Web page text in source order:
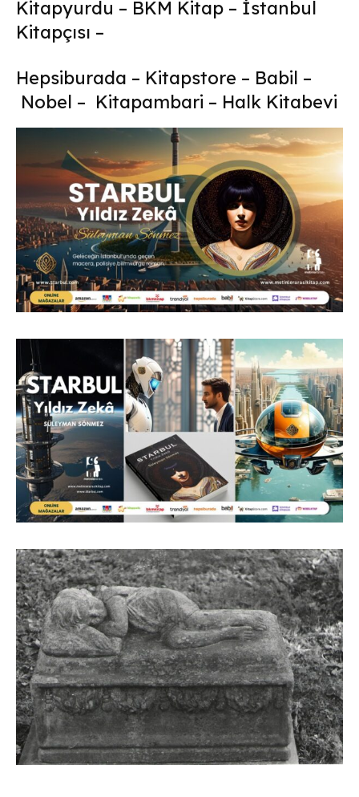
Kitapyurdu – BKM Kitap – İstanbul
Kitapçısı –
Hepsiburada – Kitapstore – Babil –
Nobel – Kitapambari – Halk Kitabevi